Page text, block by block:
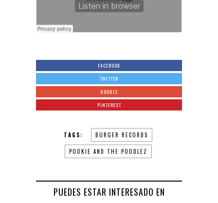
FACEBOOK
TWITTER
GOOGLE
PINTEREST
TAGS: BURGER RECORDS
POOKIE AND THE POODLEZ
PUEDES ESTAR INTERESADO EN